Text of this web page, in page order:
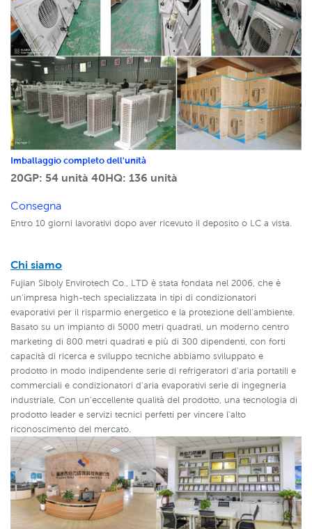
Imballaggio completo dell'unità
20GP: 54 unità 40HQ: 136 unità
Consegna
Entro 10 giorni lavorativi dopo aver ricevuto il deposito o LC a vista.
Chi siamo
Fujian Siboly Envirotech Co., LTD è stata fondata nel 2006, che è
un'impresa high-tech specializzata in tipi di condizionatori
evaporativi per il risparmio energetico e la protezione dell'ambiente.
Basato su un impianto di 5000 metri quadrati, un moderno centro
marketing di 800 metri quadrati e più di 300 dipendenti, con forti
capacità di ricerca e sviluppo tecniche abbiamo sviluppato e
prodotto in modo indipendente serie di refrigeratori d'aria portatili e
commerciali e condizionatori d'aria evaporativi serie di ingegneria
industriale, Con un'eccellente qualità del prodotto, una tecnologia di
prodotto leader e servizi tecnici perfetti per vincere l'alto
riconoscimento del mercato.